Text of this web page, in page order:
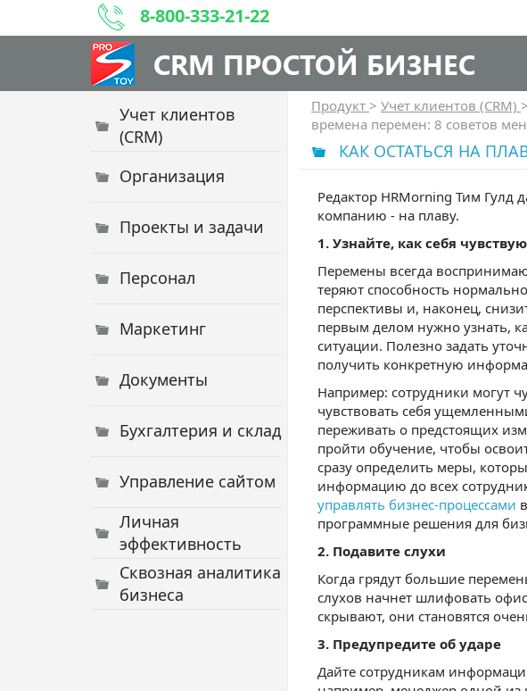
8-800-333-21-22
CRM ПРОСТОЙ БИЗНЕС
Учет клиентов
(CRM)
Организация
Проекты и задачи
Персонал
Маркетинг
Документы
Бухгалтерия и склад
Управление сайтом
Личная
эффективность
Сквозная аналитика
бизнеса
Продукт > Учет клиентов (CRM) >
времена перемен: 8 советов
КАК ОСТАТЬСЯ НА
Редактор HRMorning Тим Гулд
компанию - на плаву.
1. Узнайте, как себя
Перемены всегда
теряют способность
перспективы и, наконец,
первым делом нужно узнать,
ситуации. Полезно задать
получить конкретную
Например: сотрудники могут
чувствовать себя
переживать о предстоящих
пройти обучение, чтобы
сразу определить меры,
информацию до всех
управлять бизнес-процессами
программные решения для
2. Подавите слухи
Когда грядут большие
слухов начнет шлифовать
скрывают, они становятся
3. Предупредите об ударе
Дайте сотрудникам